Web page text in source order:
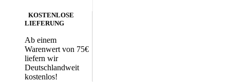
KOSTENLOSE
LIEFERUNG
Ab einem
Warenwert von 75€
liefern wir
Deutschlandweit
kostenlos!